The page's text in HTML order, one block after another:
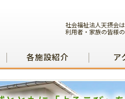
社会福祉法人天摂会
利用者・家族の皆様
各施設紹介 ア